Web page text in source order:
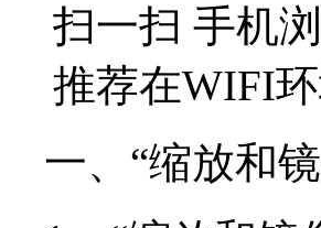
扫一扫 手机
推荐在WIFI
一、“缩放和